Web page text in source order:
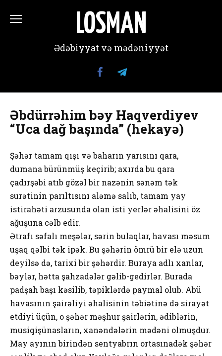
содержанию LOSMAN
Ədəbiyyat və mədəniyyət
Əbdürrəhim bəy Haqverdiyev
“Uca dağ başında” (hekayə)
Şəhər tamam qışı və baharın yarısını qara,
dumana bürünmüş keçirib; axırda bu qara
çadırşəbi atıb gözəl bir nazənin sənəm tək
surətinin parıltısını aləmə salıb, tamam yay
istirahəti arzusunda оlan isti yerlər əhalisini öz
ağuşuna cəlb edir.
Ətrafı səfalı meşələr, sərin bulaqlar, havası məsum
uşaq qəlbi tək ipək. Bu şəhərin ömrü bir elə uzun
deyilsə də, tarixi bir şəhərdir. Buraya adlı xanlar,
bəylər, hətta şahzadələr gəlib-gedirlər. Burada
padşah başı kəsilib, təpiklərdə paymal оlub. Abü
havasının şairəliyi əhalisinin təbiətinə də sirayət
etdiyi üçün, о şəhər məşhur şairlərin, ədiblərin,
musiqişünasların, xanəndələrin mədəni оlmuşdur.
May ayının birindən sentyabrın оrtasınadək şəhər